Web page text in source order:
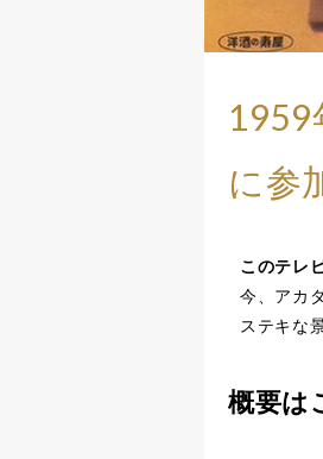
1959
に参
このテレ
今、アカ
ステキな
概要は